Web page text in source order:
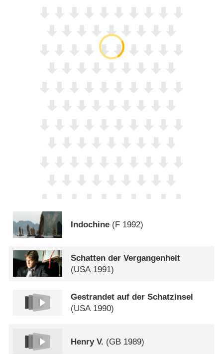
Indochine (F 1992)
Schatten der Vergangenheit
(USA 1991)
Gestrandet auf der Schatzinsel
(USA1990)
Henry V. (GB 1989)